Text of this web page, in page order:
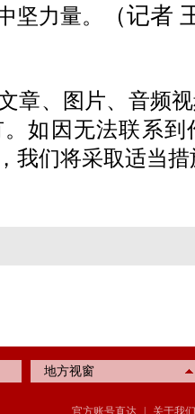
坚力量。
（记者
章、图片、音频
如因无法联系到
我们将采取适当措
地方视窗
官方账号直达 关于我们